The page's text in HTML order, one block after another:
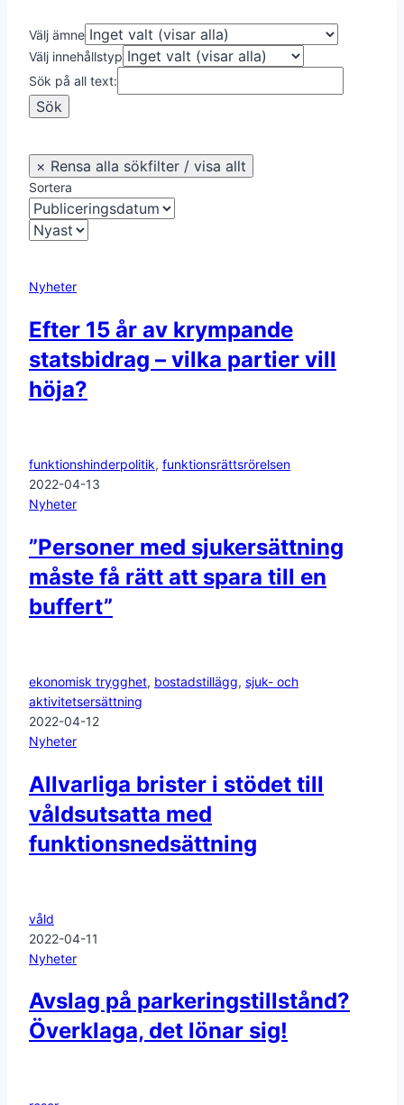
Välj ämne
Välj innehållstyp
Sök på all text:
Sortera
Nyheter
Efter 15 år av krympande
statsbidrag – vilka partier vill
höja?
funktionshinderpolitik, funktionsrättsrörelsen
2022-04-13
Nyheter
”Personer med sjukersättning
måste få rätt att spara till en
buffert”
ekonomisk trygghet, bostadstillägg, sjuk- och
aktivitetsersättning
2022-04-12
Nyheter
Allvarliga brister i stödet till
våldsutsatta med
funktionsnedsättning
våld
2022-04-11
Nyheter
Avslag på parkeringstillstånd?
Överklaga, det lönar sig!